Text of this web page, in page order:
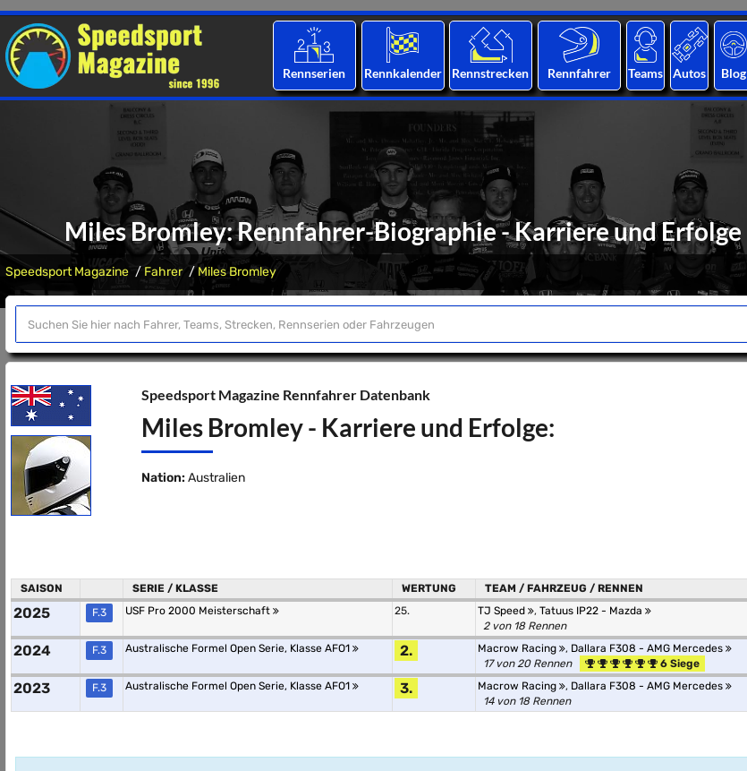
Rennserien Rennkalender Rennstrecken Rennfahrer Teams Autos Blog
Miles Bromley: Rennfahrer-Biographie - Karriere und Erfolge
Speedsport Magazine Fahrer Miles Bromley
Speedsport Magazine Rennfahrer Datenbank
Miles Bromley - Karriere und Erfolge:
Nation: Australien
SAISON SERIE / KLASSE WERTUNG TEAM / FAHRZEUG / RENNEN
2025 F.3 USF Pro 2000 Meisterschaft 25. TJ Speed , Tatuus IP22 - Mazda
2 von 18 Rennen
2024 F.3 Australische Formel Open Serie, Klasse AFO1 2. Macrow Racing , Dallara F308 - AMG Mercedes
17 von 20 Rennen
6 Siege
2023 F.3 Australische Formel Open Serie, Klasse AFO1 3. Macrow Racing , Dallara F308 - AMG Mercedes
14 von 18 Rennen